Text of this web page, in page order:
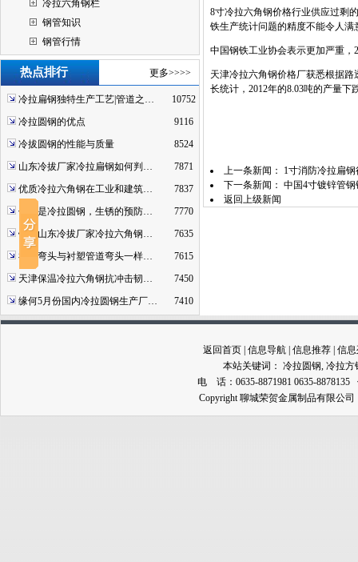
冷拉六角钢栏
钢管知识
钢管行情
热点排行 更多>>>>
冷拉扁钢独特生产工艺|管道之…
10752
冷拉圆钢的优点
9116
冷拔圆钢的性能与质量
8524
山东冷拔厂家冷拉扁钢如何判…
7871
优质冷拉六角钢在工业和建筑…
7837
什么是冷拉圆钢，生锈的预防…
7770
钢厂山东冷拔厂家冷拉六角钢…
7635
衬塑弯头与衬塑管道弯头一样…
7615
天津保温冷拉六角钢抗冲击韧…
7450
缘何5月份国内冷拉圆钢生产厂…
7410
8寸冷拉六角钢价格行业供应过剩
铁生产统计问题的精度不能令人
中国钢铁工业协会表示更加严重，
天津冷拉六角钢价格厂获悉根据路
长统计，2012年的8.03吨的产量下
上一条新闻：
1寸消防冷拉扁
下一条新闻： 中国4寸镀锌管
返回上级新闻
返回首页 信息导航 信息推荐 信
本站关键词： 冷拉圆钢, 冷拉方
电 话：0635-8871981 0635-
Copyright 聊城荣贺金属制品有限